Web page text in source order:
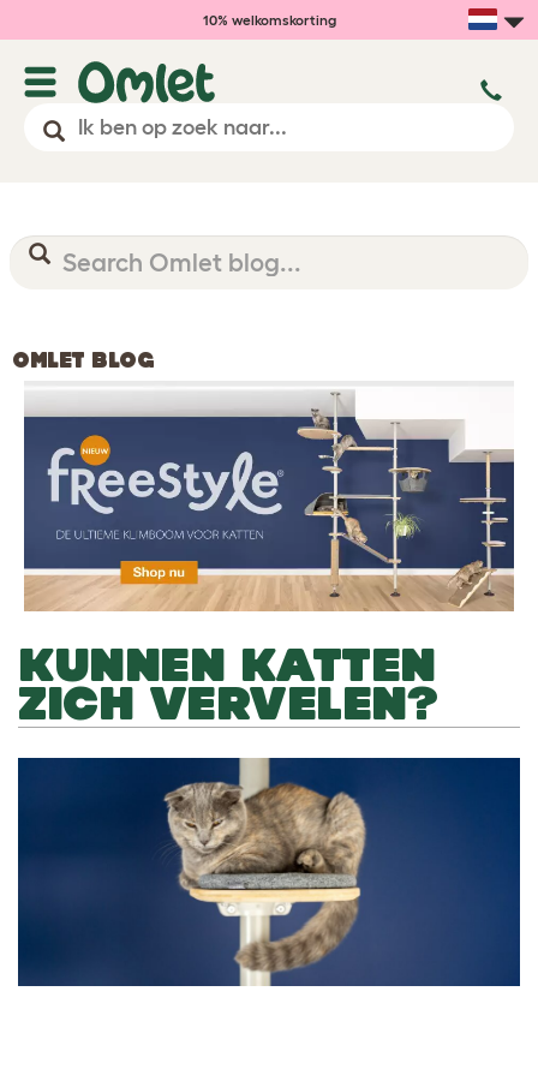
10% welkomskorting
OMLET BLOG
KUNNEN KATTEN
ZICH VERVELEN?